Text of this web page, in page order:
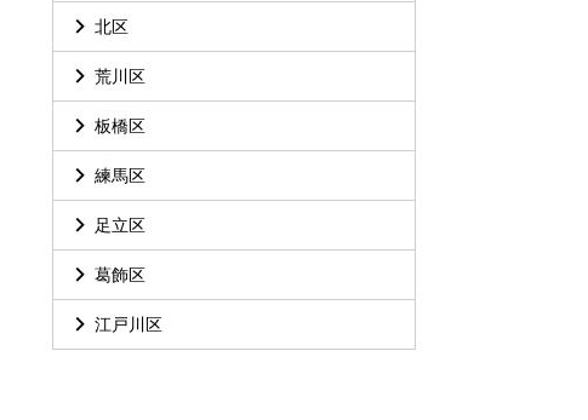
北区
荒川区
板橋区
練馬区
足立区
葛飾区
江戸川区